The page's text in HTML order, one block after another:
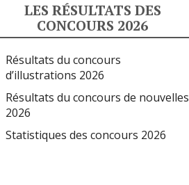
LES RÉSULTATS DES
CONCOURS 2026
Résultats du concours
d’illustrations 2026
Résultats du concours de nouvelles
2026
Statistiques des concours 2026